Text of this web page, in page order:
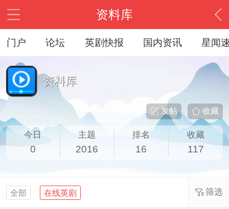
资料库
门户 论坛 英剧快报 国内资讯 星闻
资料库
收藏
发帖
今日
0
主题
2016
排名
16
收藏
117
全部 在线英剧 筛选